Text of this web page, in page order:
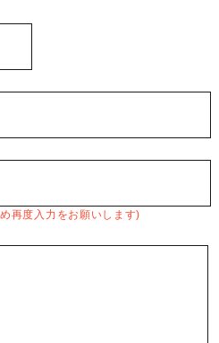
再度入力をお願いします)